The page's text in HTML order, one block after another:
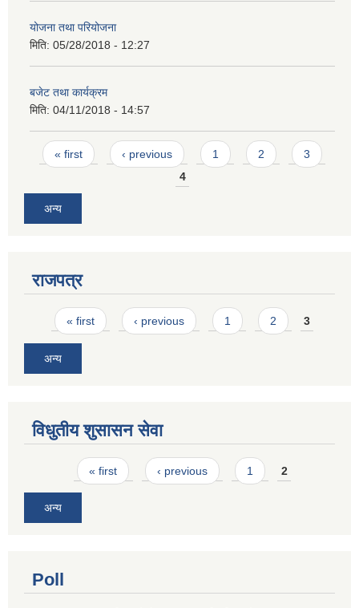
योजना तथा परियोजना
मिति: 05/28/2018 - 12:27
बजेट तथा कार्यक्रम
मिति: 04/11/2018 - 14:57
Pages
« first ‹ previous 1 2
3
4
अन्य
राजपत्र
Pages
« first ‹ previous 1 2 3
अन्य
विधुतीय शुसासन सेवा
Pages« first ‹ previous 1 2
अन्य
Poll